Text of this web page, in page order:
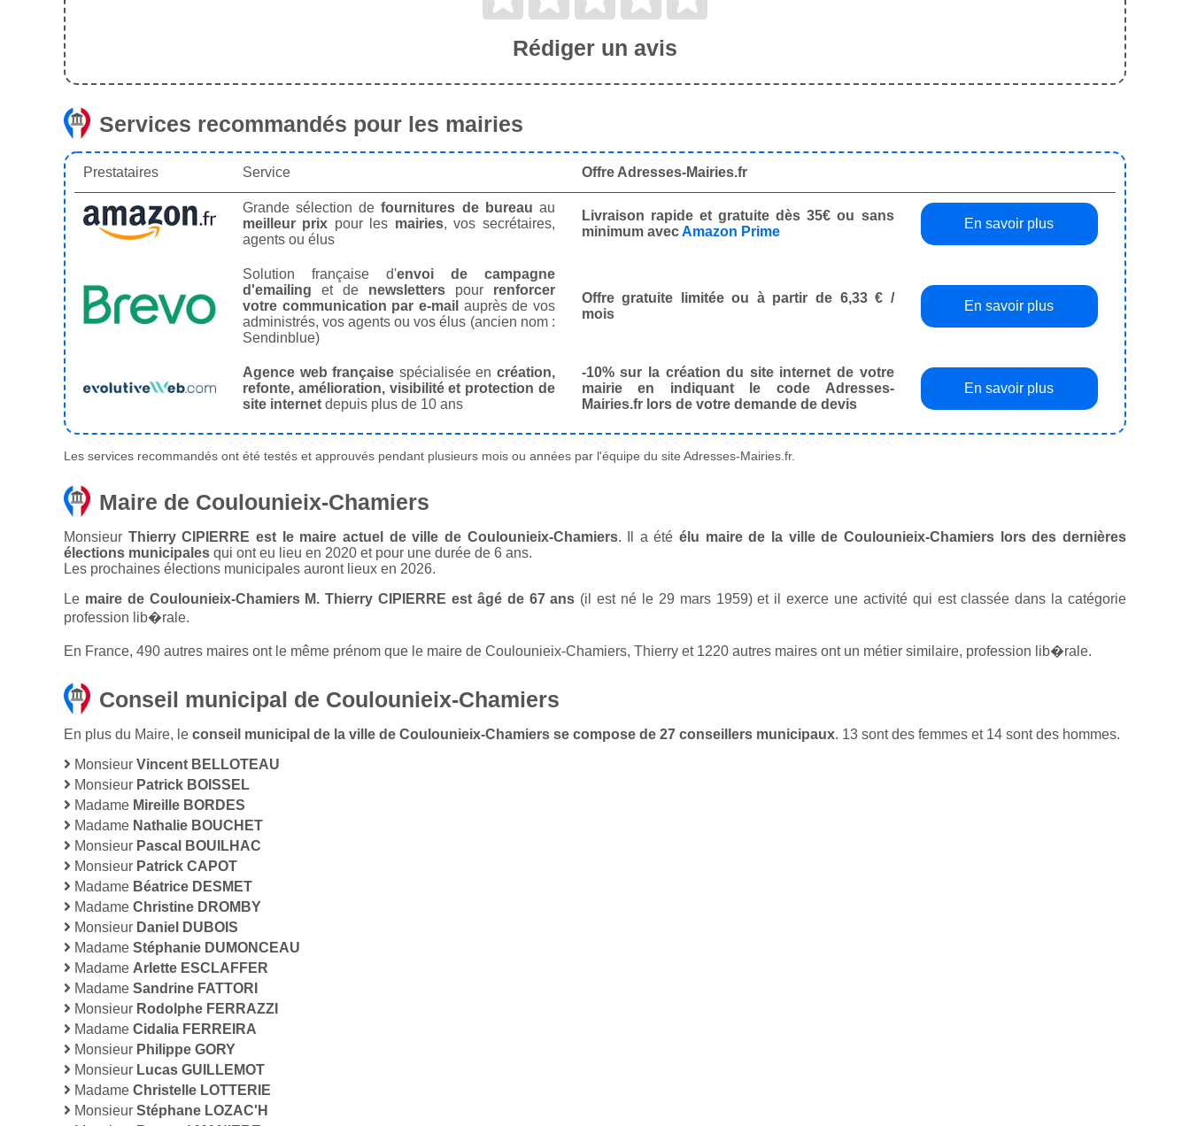
Rédiger un avis
Services recommandés pour les mairies
Prestataires Service Offre Adresses-Mairies.fr
Grande sélection defournitures de bureau au
meilleur prix pour les mairies, vos secrétaires,
agents ou élus
Livraison rapide et gratuite dès 35€ ou sans
minimum avecAmazon Prime
En savoir plus
Solution française d'envoi de campagne
d'emailing et de newsletterspour renforcer
votre communication par e-mail auprès de vos
administrés, vos agents ou vos élus (ancien nom :
Sendinblue)
Offre gratuite limitée ou à partir de 6,33 € /
mois
En savoir plus
Agence web française spécialisée en création,
refonte, amélioration, visibilité et protection de
site internet depuis plus de 10 ans
-10% sur la création du site internet de votre
mairie en indiquant le code Adresses-
Mairies.fr lors de votre demande de devis
En savoir plus
Les services recommandés ont été testés et approuvés pendant plusieurs mois ou années par l'équipe du site Adresses-Mairies.fr.
Maire de Coulounieix-Chamiers
Monsieur Thierry CIPIERRE est le maire actuel de ville de Coulounieix-Chamiers. Il a étéélu maire de la ville de Coulounieix-Chamiers lors des dernières
élections municipales qui ont eu lieu en 2020 et pour une durée de 6 ans.
Les prochaines élections municipales auront lieux en 2026.
Le maire de Coulounieix-Chamiers M. Thierry CIPIERRE est âgé de 67 ans (il est né le 29 mars 1959) et il exerce une activité qui est classée dans la catégorie
profession lib�rale.
En France, 490 autres maires ont le même prénom que le maire de Coulounieix-Chamiers, Thierry et 1220 autres maires ont un métier similaire, profession lib�rale.
Conseil municipal de Coulounieix-Chamiers
En plus du Maire, le conseil municipal de la ville de Coulounieix-Chamiers se compose de 27 conseillers municipaux. 13 sont des femmes et 14 sont des hommes.
Monsieur Vincent BELLOTEAU
Monsieur Patrick BOISSEL
Madame Mireille BORDES
Madame Nathalie BOUCHET
Monsieur Pascal BOUILHAC
Monsieur Patrick CAPOT
Madame Béatrice DESMET
Madame Christine DROMBY
Monsieur Daniel DUBOIS
Madame Stéphanie DUMONCEAU
Madame Arlette ESCLAFFER
Madame Sandrine FATTORI
Monsieur Rodolphe FERRAZZI
Madame Cidalia FERREIRA
Monsieur Philippe GORY
Monsieur Lucas GUILLEMOT
Madame Christelle LOTTERIE
Monsieur Stéphane LOZAC'H